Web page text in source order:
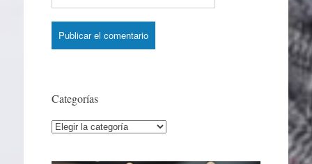
Categorías
Categorías